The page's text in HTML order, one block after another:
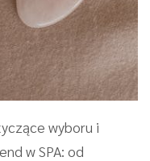
wyboru i
w SPA: od